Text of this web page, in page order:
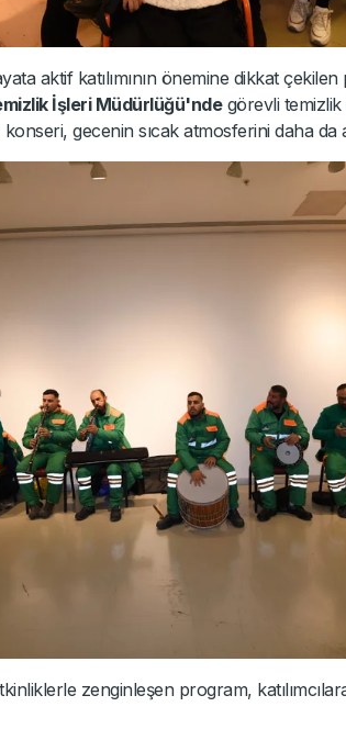
aktif katılımının önemine dikkat
İşleri Müdürlüğü'ndegörevli temizlik
konseri, gecenin sıcak atmosferini daha da
zenginleşen program,